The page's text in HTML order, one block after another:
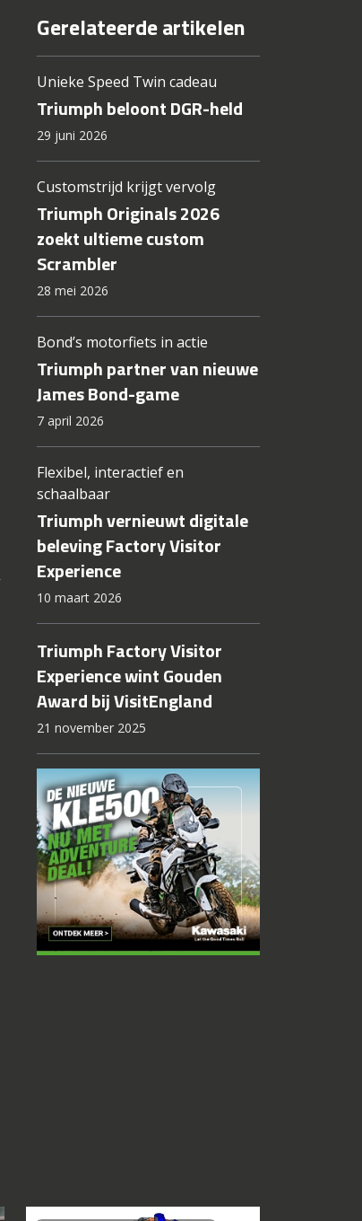
Gerelateerde artikelen
Unieke Speed Twin cadeau
Triumph beloont DGR-held
29 juni 2026
Customstrijd krijgt vervolg
Triumph Originals 2026
zoekt ultieme custom
Scrambler
28 mei 2026
Bond’s motorfiets in actie
Triumph partner van nieuwe
James Bond-game
7 april 2026
Flexibel, interactief en
schaalbaar
Triumph vernieuwt digitale
beleving Factory Visitor
Experience
10 maart 2026
Triumph Factory Visitor
Experience wint Gouden
Award bij VisitEngland
21 november 2025